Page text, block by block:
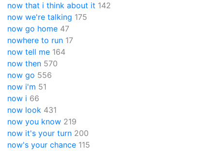
now that i think about it 142
now we're talking 175
now go home 47
nowhere to run 17
now tell me 164
now then 570
now go 556
now i'm 51
now i 66
now look 431
now you know 219
now it's your turn 200
now's your chance 115